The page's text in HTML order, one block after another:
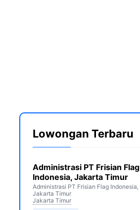
Lowongan Terbaru
Administrasi PT Frisian Flag
Indonesia, Jakarta Timur
Administrasi PT Frisian Flag Indonesia,
Jakarta Timur
Jakarta Timur